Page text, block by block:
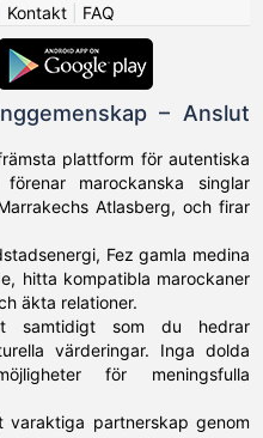
Kontakt| FAQ
– Anslut
plattform för autentiska
förenar marockanska singlar
Atlasberg, och firar
Fez gamla medina
hitta kompatibla marockaner
äkta relationer.
samtidigt som du hedrar
värderingar. Inga dolda
för meningsfulla
varaktiga partnerskap genom